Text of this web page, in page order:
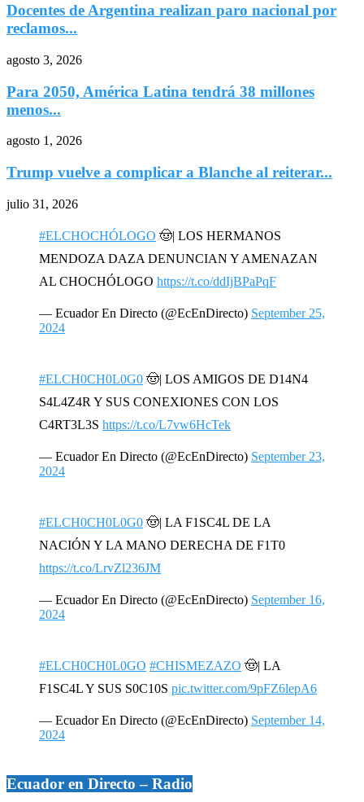
Docentes de Argentina realizan paro nacional por
reclamos...
agosto 3, 2026
Para 2050, América Latina tendrá 38 millones
menos...
agosto 1, 2026
Trump vuelve a complicar a Blanche al reiterar...
julio 31, 2026
#ELCHOCHÓLOGO 🤠| LOS HERMANOS
MENDOZA DAZA DENUNCIAN Y AMENAZAN
AL CHOCHÓLOGO https://t.co/ddIjBPaPqF
— Ecuador En Directo (@EcEnDirecto) September 25,
2024
#ELCH0CH0L0G0 🤠| LOS AMIGOS DE D14N4
S4L4Z4R Y SUS CONEXIONES CON LOS
C4RT3L3S https://t.co/L7vw6HcTek
— Ecuador En Directo (@EcEnDirecto) September 23,
2024
#ELCH0CH0L0G0 🤠| LA F1SC4L DE LA
NACIÓN Y LA MANO DERECHA DE F1T0
https://t.co/LrvZl236JM
— Ecuador En Directo (@EcEnDirecto) September 16,
2024
#ELCH0CH0L0GO #CHISMEZAZO 🤠| LA
F1SC4L Y SUS S0C10S pic.twitter.com/9pFZ6lepA6
— Ecuador En Directo (@EcEnDirecto) September 14,
2024
Ecuador en Directo – Radio